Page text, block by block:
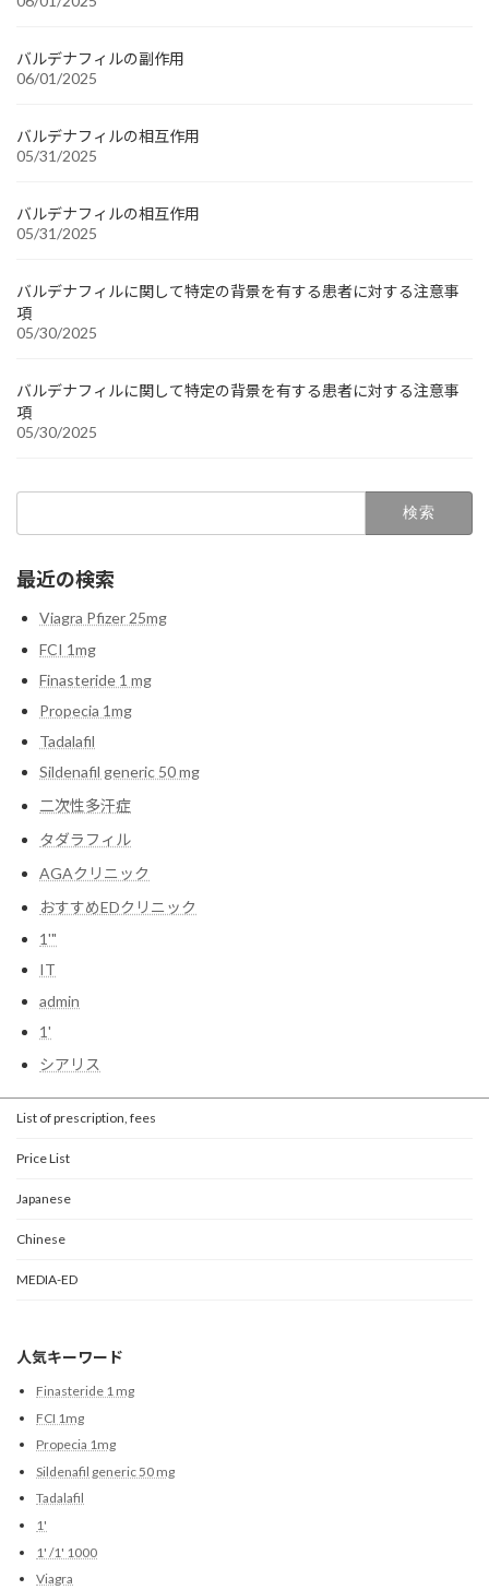
バルデナフィルの副作用
06/01/2025
バルデナフィルの相互作用
05/31/2025
バルデナフィルの相互作用
05/31/2025
バルデナフィルに関して特定の背景を有する患者に対する注意事
項
05/30/2025
バルデナフィルに関して特定の背景を有する患者に対する注意事
項
05/30/2025
最近の検索
Viagra Pfizer 25mg
FCI 1mg
Finasteride 1 mg
Propecia 1mg
Tadalafil
Sildenafil generic 50 mg
二次性多汗症
タダラフィル
AGAクリニック
おすすめEDクリニック
1'"
IT
admin
1'
シアリス
List of prescription, fees
Price List
Japanese
Chinese
MEDIA-ED
人気キーワード
Finasteride 1 mg
FCI 1mg
Propecia 1mg
Sildenafil generic 50 mg
Tadalafil
1'
1' /1' 1000
Viagra